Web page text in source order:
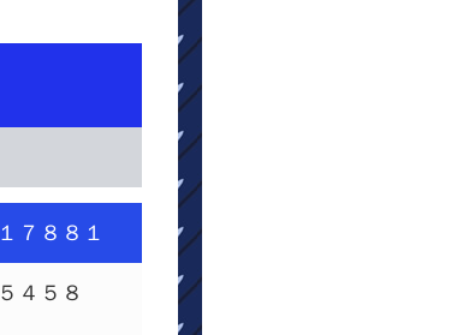
１７８８１
５４５８